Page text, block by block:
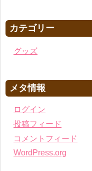
カテゴリー
グッズ
メタ情報
ログイン
投稿フィード
コメントフィード
WordPress.org